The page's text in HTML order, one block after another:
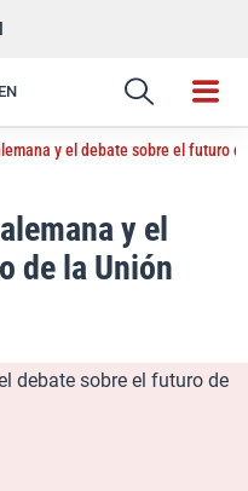
EN
Enlace
y el debate sobre el futuro
y el
de la Unión